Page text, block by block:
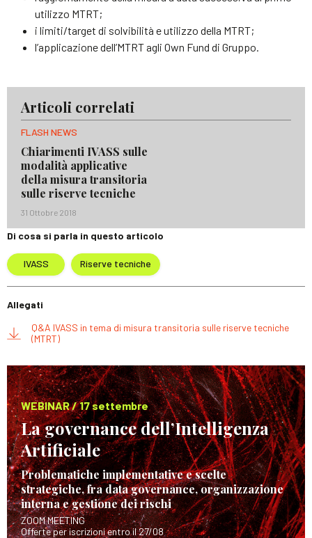
utilizzo MTRT;
i limiti/target di solvibilità e utilizzo della MTRT;
l’applicazione dell’MTRT agli Own Fund di Gruppo.
Articoli correlati
FLASH NEWS
Chiarimenti IVASS sulle
modalità applicative
della misura transitoria
sulle riserve tecniche
31 Ottobre 2018
Di cosa si parla in questo articolo
IVASS Riserve tecniche
Allegati
Q&A IVASS in tema di misura transitoria sulle riserve tecniche
(MTRT)
WEBINAR / 17 settembre
La governance dell’Intelligenza
Artificiale
Problematiche implementative e scelte
strategiche, fra data governance, organizzazione
interna e gestione dei rischi
ZOOM MEETING
Offerte per iscrizioni entro il 27/08